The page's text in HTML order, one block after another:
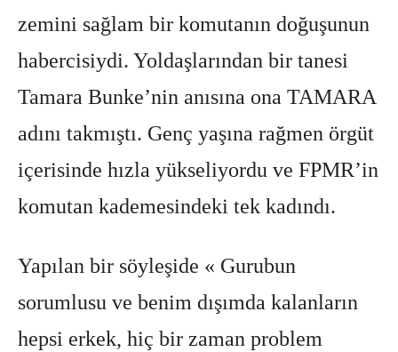
zemini sağlam bir komutanın doğuşunun
habercisiydi. Yoldaşlarından bir tanesi
Tamara Bunke’nin anısına ona TAMARA
adını takmıştı. Genç yaşına rağmen örgüt
içerisinde hızla yükseliyordu ve FPMR’in
komutan kademesindeki tek kadındı.
Yapılan bir söyleşide « Gurubun
sorumlusu ve benim dışımda kalanların
hepsi erkek, hiç bir zaman problem